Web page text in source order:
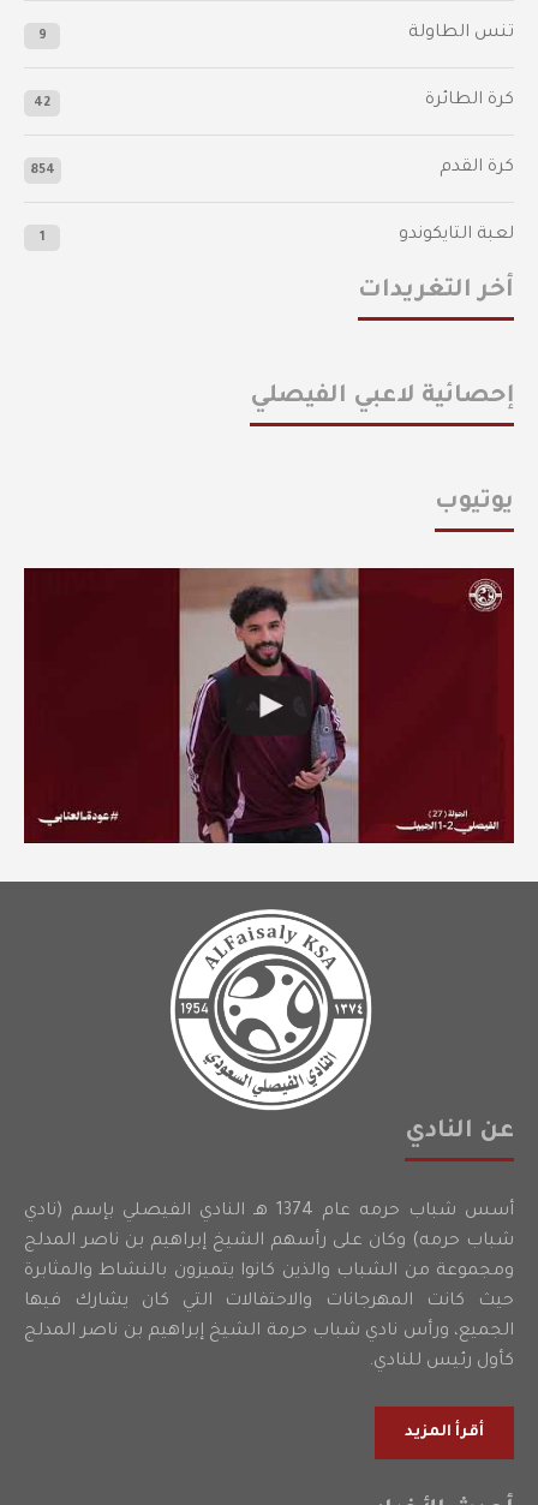
تنس الطاولة 9
كرة الطائرة 42
كرة القدم 854
لعبة التايكوندو 1
أخر التغريدات
إحصائية لاعبي الفيصلي
يوتيوب
عن النادي
أسس شباب حرمه عام 1374 هـ النادي الفيصلي بإسم (نادي
شباب حرمه) وكان على رأسهم الشيخ إبراهيم بن ناصر المدلج
ومجموعة من الشباب والذين كانوا يتميزون بالنشاط والمثابرة
حيث كانت المهرجانات والاحتفالات التي كان يشارك فيها
الجميع، ورأس نادي شباب حرمة الشيخ إبراهيم بن ناصر المدلج
كأول رئيس للنادي.
أقرأ المزيد